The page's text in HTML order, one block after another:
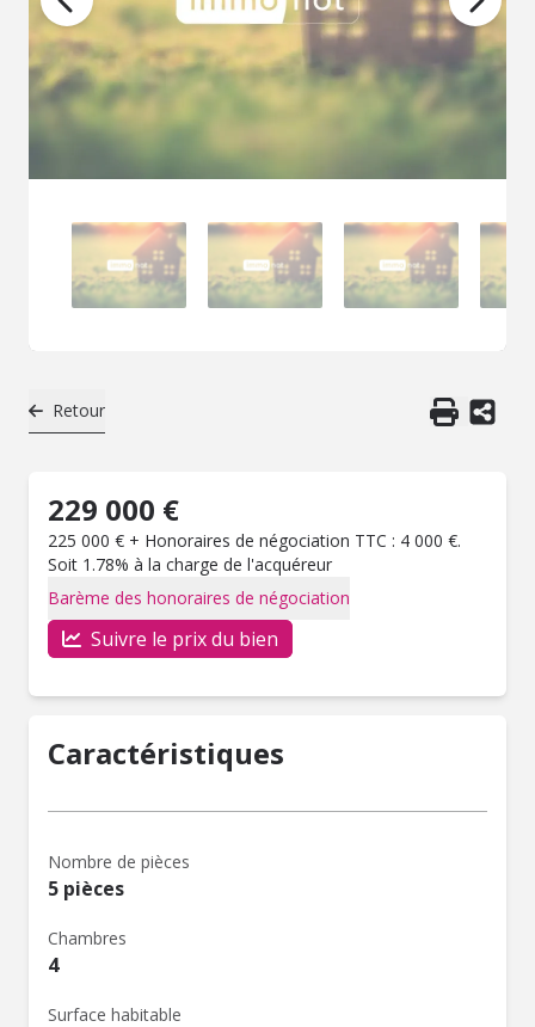
Retour
229 000 €
225 000 € + Honoraires de négociation TTC : 4 000 €.
Soit 1.78% à la charge de l'acquéreur
Barème des honoraires de négociation
Suivre le prix du bien
Caractéristiques
Nombre de pièces
5 pièces
Chambres
4
Surface habitable